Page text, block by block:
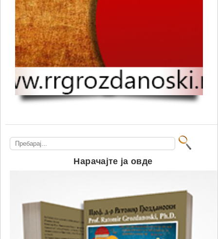
Search
for:
Нарачајте ја овде